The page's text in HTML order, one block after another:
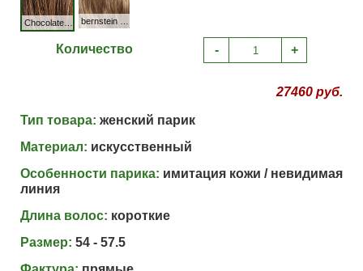
Chocolate mix
Количество - +
27460 руб.
Тип товара: женский парик
Материал: искусственный
Особенности парика: имитация кожи / невидимая
линия
Длина волос: короткие
Размер: 54 - 57.5